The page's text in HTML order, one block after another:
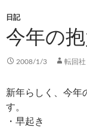
日記
今年の
2008/1/3 転回社
新年らしく、今年
す。
・早起き